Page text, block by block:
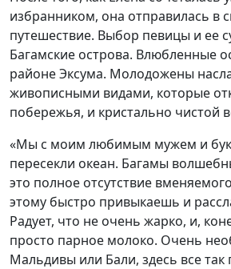
избранником, она отправилась в
путешествие. Выбор певицы и ее
Багамские острова. Влюбленные
районе Эксума. Молодожены
живописными видами, которые
побережья, и кристально чистой
«Мы с моим любимым мужем и
пересекли океан. Багамы
это полное отсутствие
этому быстро привыкаешь и
Радует, что не очень жарко, и,
просто парное молоко. Очень
Мальдивы или Бали, здесь все так